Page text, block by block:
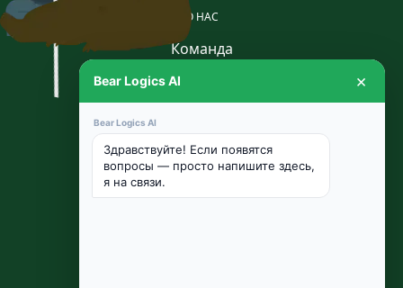
О НАС
Команда
Вакансии
Акции
УСЛУГИ
Bear Logics AI ×
Bear Logics AI
Здравствуйте! Если появятся
вопросы — просто напишите здесь,
я на связи.